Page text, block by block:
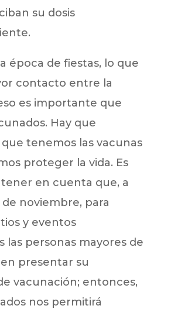
su dosis
época de fiestas, lo que
contacto entre la
es importante que
Hay que
tenemos las vacunas
proteger la vida. Es
en cuenta que, a
de noviembre, para
y eventos
las personas mayores de
presentar su
vacunación; entonces,
nos permitirá